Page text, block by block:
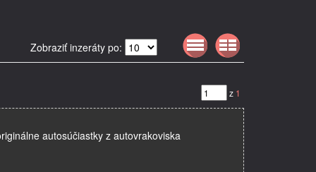
Zobraziť inzeráty po:
z 1
autosúčiastky z autovrakoviska